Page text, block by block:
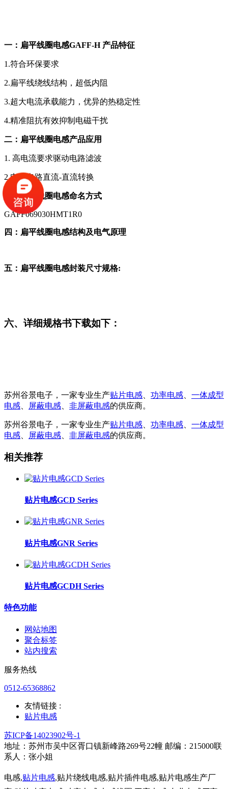
一：扁平线圈电感GAFF-H 产品特征
1.符合环保要求
2.扁平线绕线结构，超低内阻
3.超大电流承载能力，优异的热稳定性
4.精准阻抗有效抑制电磁干扰
二：扁平线圈电感产品应用
1. 高电流要求驱动电路滤波
2.电源电路直流-直流转换
三：扁平线圈电感命名方式
GAFF069030HMT1R0
四：扁平线圈电感结构及电气原理
五：扁平线圈电感封装尺寸规格:
六、详细规格书下载如下：
苏州谷景电子，一家专业生产贴片电感 功率电感
一体成型
电感
屏蔽电感 非屏蔽电感的供应商。
苏州谷景电子，一家专业生产贴片电感 功率电感
一体成型
电感
屏蔽电感 非屏蔽电感的供应商。
相关推荐
贴片电感GCD Series
贴片电感GNR Series
贴片电感GCDH Series
特色功能
网站地图
聚合标签
站内搜索
服务热线
0512-65368862
友情链接 :
贴片电感
苏ICP备14023902号-1
地址：苏州市吴中区胥口镇新峰路269号22幢 邮编：215000联
系人：张小姐
电感,贴片电感,贴片绕线电感,贴片插件电感,贴片电感生产厂